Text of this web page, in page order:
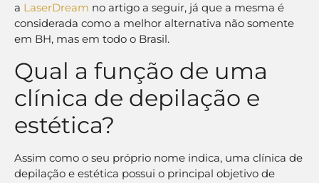
a LaserDream no artigo a seguir, já que a mesma é
considerada como a melhor alternativa não somente
em BH, mas em todo o Brasil.
Qual a função de uma
clínica de depilação e
estética?
Assim como o seu próprio nome indica, uma clínica de
depilação e estética possui o principal objetivo de